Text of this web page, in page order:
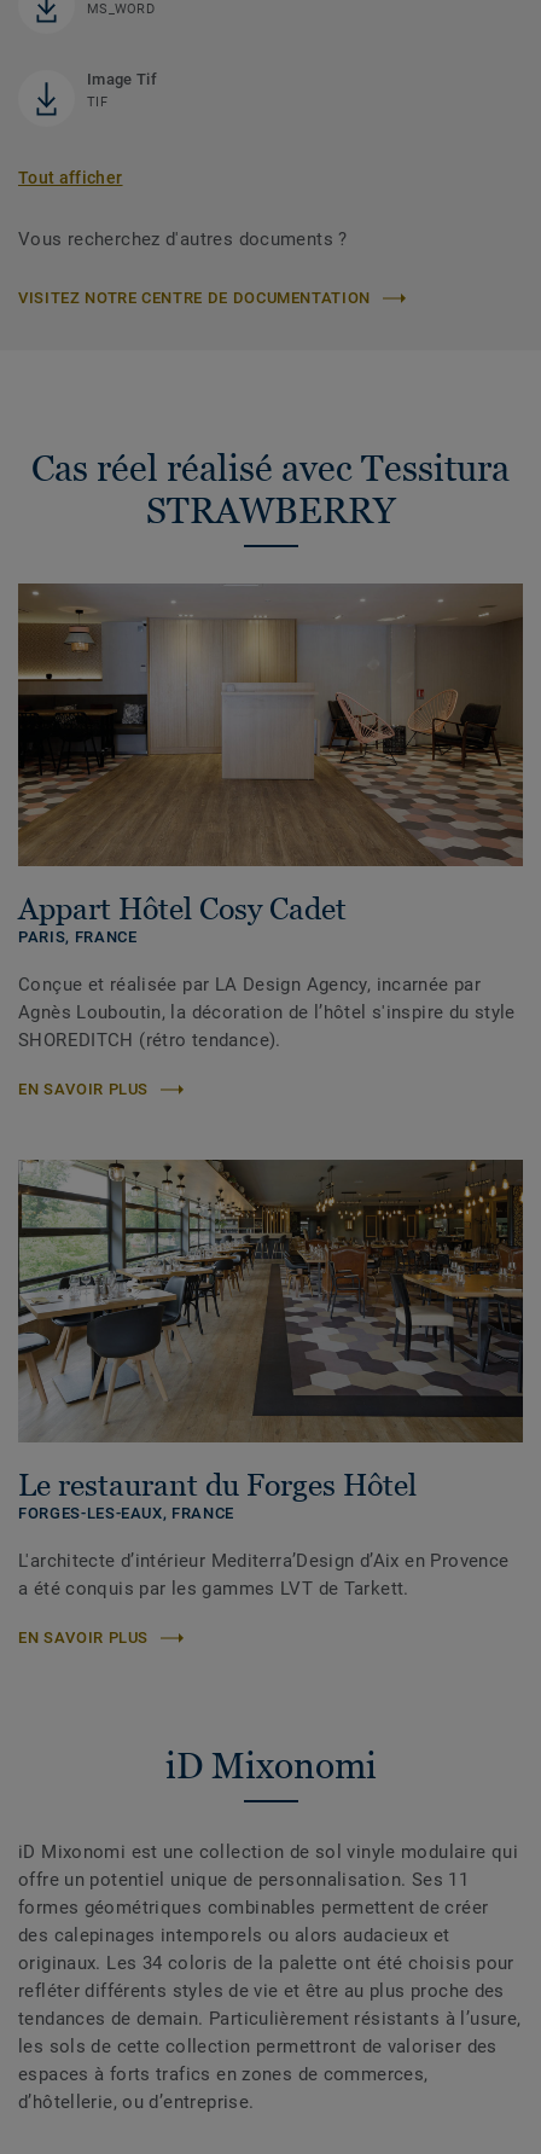
MS_WORD
Image Tif
TIF
Tout afficher
Vous recherchez d'autres documents ?
VISITEZ NOTRE CENTRE DE DOCUMENTATION
Cas réel réalisé avec Tessitura
STRAWBERRY
Appart Hôtel Cosy Cadet
PARIS, FRANCE
Conçue et réalisée par LA Design Agency, incarnée par
Agnès Louboutin, la décoration de l’hôtel s'inspire du style
SHOREDITCH (rétro tendance).
EN SAVOIR PLUS
Le restaurant du Forges Hôtel
FORGES-LES-EAUX, FRANCE
L'architecte d’intérieur Mediterra’Design d’Aix en Provence
a été conquis par les gammes LVT de Tarkett.
EN SAVOIR PLUS
iD Mixonomi
iD Mixonomi est une collection de sol vinyle modulaire qui
offre un potentiel unique de personnalisation. Ses 11
formes géométriques combinables permettent de créer
des calepinages intemporels ou alors audacieux et
originaux. Les 34 coloris de la palette ont été choisis pour
refléter différents styles de vie et être au plus proche des
tendances de demain. Particulièrement résistants à l’usure,
les sols de cette collection permettront de valoriser des
espaces à forts trafics en zones de commerces,
d’hôtellerie, ou d’entreprise.